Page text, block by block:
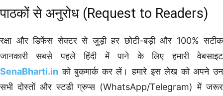
पाठकों से अनुरोध (Request to Readers)
रक्षा और डिफेंस सेक्टर से जुड़ी हर छोटी-बड़ी और 100% सटीक
जानकारी सबसे पहले हिंदी में पाने के लिए हमारी वेबसाइट
SenaBharti.in को बुकमार्क कर लें। हमारे इस लेख को अपने उन
सभी दोस्तों और स्टडी ग्रुप्स (WhatsApp/Telegram) में जरूर